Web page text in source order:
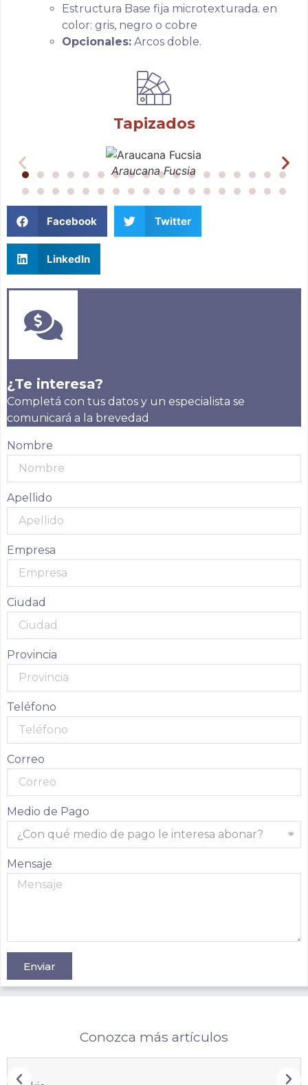
Estructura Base fija microtexturada. en
color: gris, negro o cobre
Opcionales:Arcos doble.
Tapizados
Araucana Fucsia
Facebook Twitter
LinkedIn
¿Te interesa?
Completá con tus datos y un especialista se
comunicará a la brevedad
Nombre
Apellido
Empresa
Ciudad
Provincia
Teléfono
Correo
Medio de Pago
Mensaje
Enviar
Conozca más artículos